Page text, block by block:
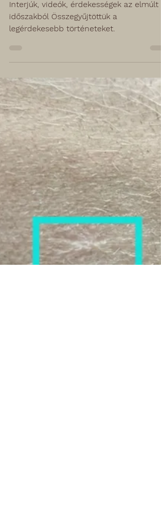
2022. máj. 10. 1 perc olvasás
Ismerkedjen meg velem!
Interjúk, videók, érdekességek az elmúlt
időszakból Összegyűjtöttük a
legérdekesebb történeteket.